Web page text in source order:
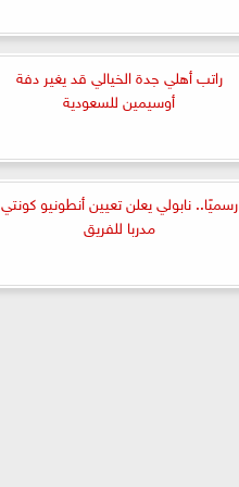
راتب أهلي جدة الخيالي قد يغير دفة
أوسيمين للسعودية
رسميًا.. نابولي يعلن تعيين أنطونيو كونتي
مدربا للفريق